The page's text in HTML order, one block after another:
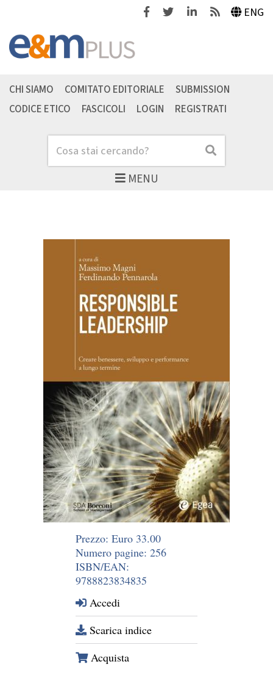
FacebookTwitterLinkedinFeeds ENG
MENU
Cerca Cerca
CHI SIAMO COMITATO EDITORIALE
SUBMISSION
CODICE ETICO
FASCICOLI LOGIN REGISTRATI
Prezzo: Euro 33.00
Numero pagine: 256
ISBN/EAN:
9788823834835
Accedi
Scarica indice
Acquista